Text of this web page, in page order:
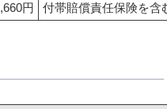
円 付帯賠償責任保険を含